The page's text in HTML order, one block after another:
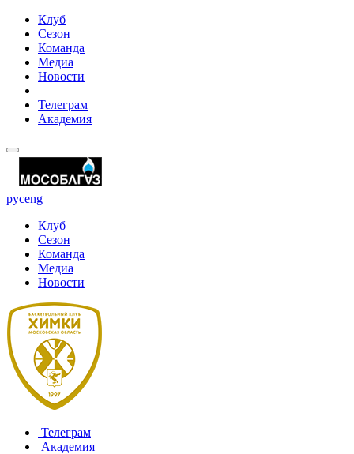
Клуб
Сезон
Команда
Медиа
Новости
Телеграм
Академия
русeng
Клуб
Сезон
Команда
Медиа
Новости
Телеграм
Академия